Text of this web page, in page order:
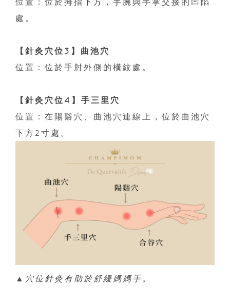
處。
【針灸穴位3】曲池穴
位置：位於手肘外側的橫紋處。
【針灸穴位4】手三里穴
位置：在陽谿穴、曲池穴連線上，位於曲池穴
下方2寸處。
▲穴位針灸有助於舒緩媽媽手。